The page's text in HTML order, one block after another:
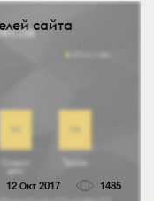
сайта
12 Окт 2017 1485